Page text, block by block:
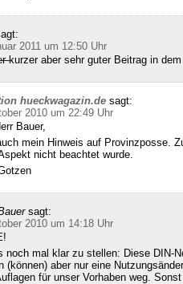
2011 um 12:50 Uhr
kurzer aber sehr guter Beitrag in
hueckwagazin.de sagt:
2010 um 22:49 Uhr
Bauer,
mein Hinweis auf Provinzposse.
nicht beachtet wurde.
sagt:
2010 um 14:18 Uhr
noch mal klar zu stellen: Diese DIN-
(können) aber nur eine
für unser Vorhaben weg.